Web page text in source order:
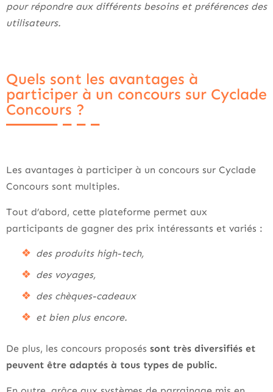
pour répondre aux différents besoins et préférences des
utilisateurs.
Quels sont les avantages à
participer à un concours sur Cyclade
Concours ?
Les avantages à participer à un concours sur Cyclade
Concours sont multiples.
Tout d’abord, cette plateforme permet aux
participants de gagner des prix intéressants et variés :
des produits high-tech,
des voyages,
des chèques-cadeaux
et bien plus encore.
De plus, les concours proposés sont très diversifiés et
peuvent être adaptés à tous types de public.